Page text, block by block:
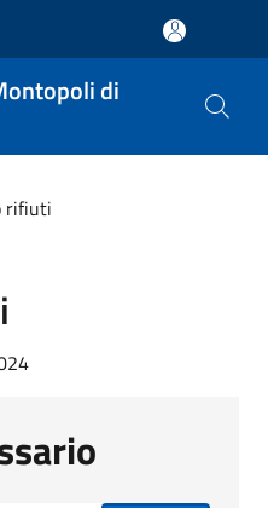
di
rifiuti